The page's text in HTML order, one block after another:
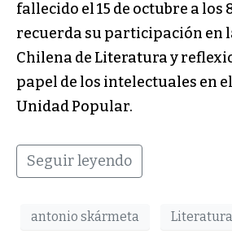
fallecido el 15 de octubre a los
recuerda su participación en
Chilena de Literatura y
papel de los intelectuales en
Unidad Popular.
Seguir leyendo
antonio skármeta
Literatura